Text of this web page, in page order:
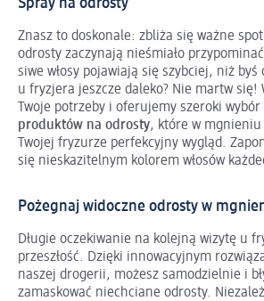
Spray na odrosty
Znasz to doskonale: zbliża się ważne
odrosty zaczynają nieśmiało
siwe włosy pojawiają się szybciej, niż byś
u fryzjera jeszcze daleko? Nie martw się!
Twoje potrzeby i oferujemy szeroki wybór
produktów na odrosty, które w mgnieniu
Twojej fryzurze perfekcyjny wygląd.
się nieskazitelnym kolorem włosów
Pożegnaj widoczne odrosty w
Długie oczekiwanie na kolejną wizytę u
przeszłość. Dzięki innowacyjnym
naszej drogerii, możesz samodzielnie i
zamaskować niechciane odrosty.